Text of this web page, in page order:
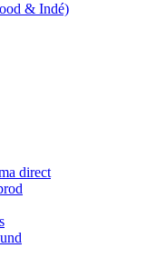
& Indé)
direct